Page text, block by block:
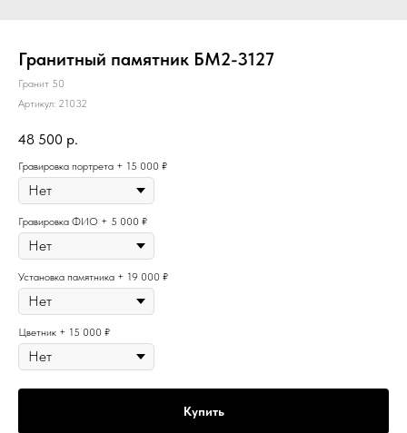
Гранитный памятник БМ2-3127
Гранит 50
Артикул: 21032
48 500 р.
Гравировка портрета + 15 000 ₽
Гравировка ФИО + 5 000 ₽
Установка памятника + 19 000 ₽
Цветник + 15 000 ₽
Купить